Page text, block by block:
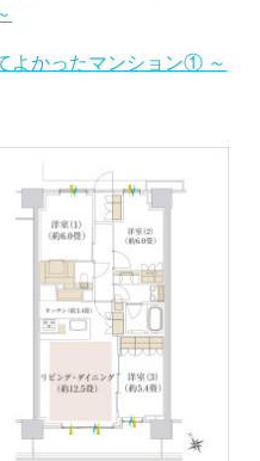
よかったマンション① ～